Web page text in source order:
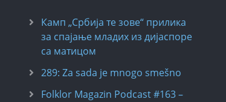
Камп „Србија те зове“ прилика
за спајање младих из дијаспоре
са матицом
289: Za sada je mnogo smešno
Folklor Magazin Podcast #163 –